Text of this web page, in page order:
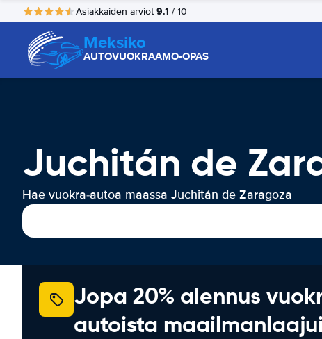
Asiakkaiden arviot 9.1 / 10
Meksiko
AUTOVUOKRAAMO-OPAS
Juchitán de
Hae vuokra-autoa maassa Juchitán de Zaragoza
Jopa 20% alennus
autoista